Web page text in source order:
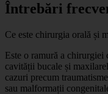
Întrebări
Ce este chirurgia orală și
Este o ramură a chirurgiei
cavității bucale și
cazuri precum
sau malformații